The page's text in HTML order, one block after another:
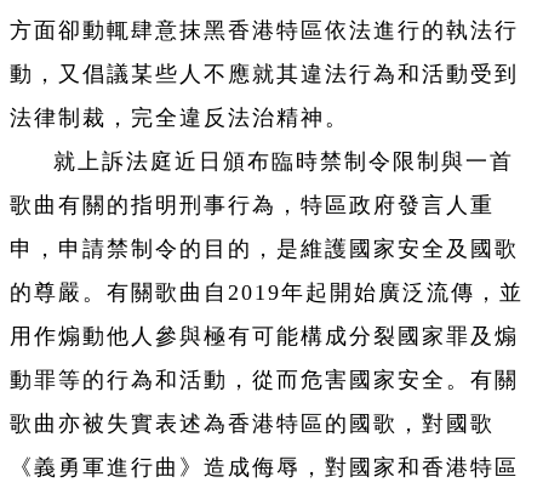
方面卻動輒肆意抹黑香港特區依法進行的執法行
動，又倡議某些人不應就其違法行為和活動受到
法律制裁，完全違反法治精神。
就上訴法庭近日頒布臨時禁制令限制與一首
歌曲有關的指明刑事行為，特區政府發言人重
申，申請禁制令的目的，是維護國家安全及國歌
的尊嚴。有關歌曲自2019年起開始廣泛流傳，並
用作煽動他人參與極有可能構成分裂國家罪及煽
動罪等的行為和活動，從而危害國家安全。有關
歌曲亦被失實表述為香港特區的國歌，對國歌
《義勇軍進行曲》造成侮辱，對國家和香港特區